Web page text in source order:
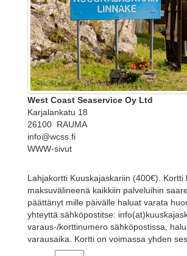
West Coast Seaservice Oy Ltd
Karjalankatu 18
26100 RAUMA
info@wcss.fi
WWW-sivut
Lahjakortti Kuuskajaskariin (400€). Kortti
maksuvälineenä kaikkiin palveluihin
päättänyt mille päivälle haluat varata
yhteyttä sähköpostitse:
varaus-/korttinumero sähköpostissa,
varausaika. Kortti on voimassa yhden